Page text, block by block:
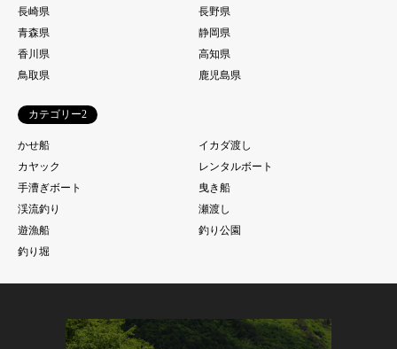
長崎県
長野県
青森県
静岡県
香川県
高知県
鳥取県
鹿児島県
カテゴリー2
かせ船
イカダ渡し
カヤック
レンタルボート
手漕ぎボート
曳き船
渓流釣り
瀬渡し
遊漁船
釣り公園
釣り堀